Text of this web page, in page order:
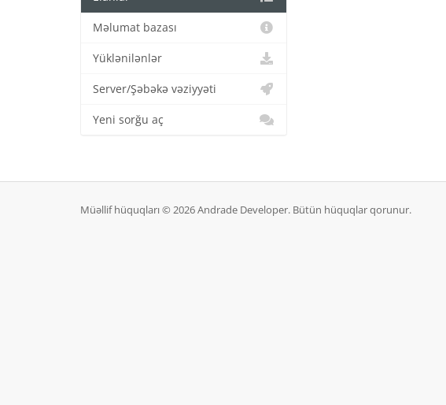
Məlumat bazası
Yüklənilənlər
Server/Şəbəkə vəziyyəti
Yeni sorğu aç
Müəllif hüquqları © 2026 Andrade Developer. Bütün hüquqlar qorunur.